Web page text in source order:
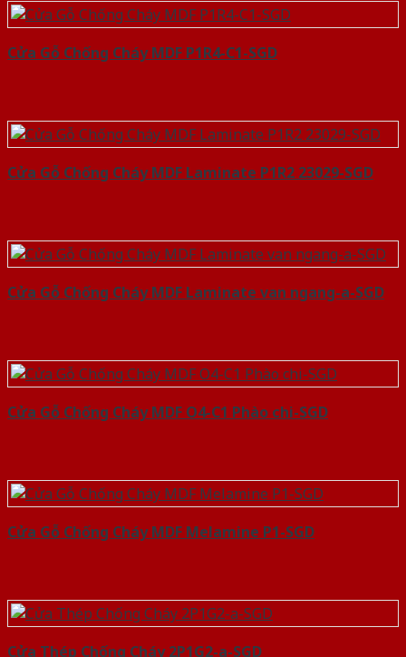
Cửa Gỗ Chống Cháy MDF P1R4-C1-SGD
Cửa Gỗ Chống Cháy MDF Laminate P1R2 23029-SGD
Cửa Gỗ Chống Cháy MDF Laminate van ngang-a-SGD
Cửa Gỗ Chống Cháy MDF O4-C1 Phào chi-SGD
Cửa Gỗ Chống Cháy MDF Melamine P1-SGD
Cửa Thép Chống Cháy 2P1G2-a-SGD